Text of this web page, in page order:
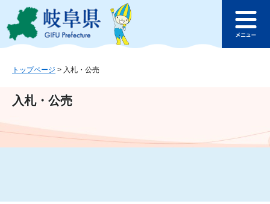
ジ
ュ
文
このページの本文へ
ュ
トップページ > 入札・公売
入札・公売